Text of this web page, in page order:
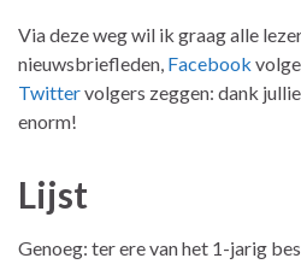
Via deze weg wil ik graag alle
nieuwsbriefleden, Facebook
Twittervolgers zeggen: dank
enorm!
Lijst
Genoeg: ter ere van het 1-jarig